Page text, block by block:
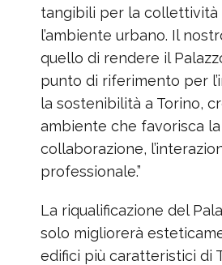
tangibili per la collettività
l’ambiente urbano. Il
quello di rendere il
punto di riferimento per
la sostenibilità a Torino,
ambiente che favorisca la
collaborazione,
professionale.”
La riqualificazione del
solo migliorerà
edifici più caratteristici di